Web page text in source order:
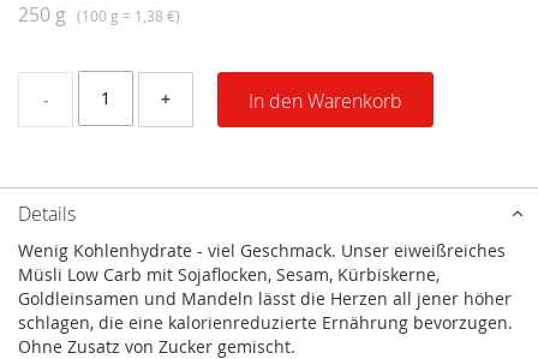
250 g (100 g = 1,38 €)
- + In den Warenkorb
Details
Wenig Kohlenhydrate - viel Geschmack. Unser eiweißreiches
Müsli Low Carb mit Sojaflocken, Sesam, Kürbiskerne,
Goldleinsamen und Mandeln lässt die Herzen all jener höher
schlagen, die eine kalorienreduzierte Ernährung bevorzugen.
Ohne Zusatz von Zucker gemischt.